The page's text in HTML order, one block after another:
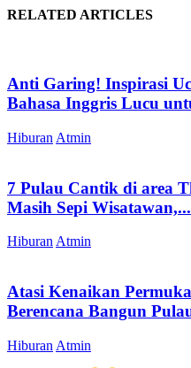
RELATED ARTICLES
Anti Garing! Inspirasi
Bahasa Inggris Lucu
Hiburan Atmin
7 Pulau Cantik di area
Masih Sepi Wisatawan,...
Hiburan Atmin
Atasi Kenaikan
Berencana Bangun
Hiburan Atmin